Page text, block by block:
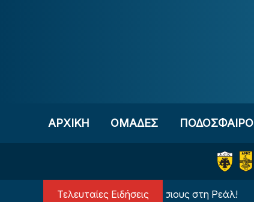
ΑΡΧΙΚΗ OΜΑΔΕΣ ΠΟΔΟΣΦΑΙΡΟ
Τελευταίες Ειδήσεις
Ανατροπή με τον Βινίσιους στη Ρεάλ!